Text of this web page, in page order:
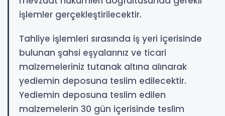
işlemler gerçekleştirilecektir.
​Tahliye işlemleri sırasında iş yeri içerisinde
bulunan şahsi eşyalarınız ve ticari
malzemeleriniz tutanak altına alınarak
yediemin deposuna teslim edilecektir.
Yediemin deposuna teslim edilen
malzemelerin 30 gün içerisinde teslim